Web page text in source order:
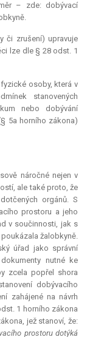
– zde: dobývací
či zrušení) upravuje
lze dle § 28 odst. 1
osoby, která v
stanovených
nebo dobývání
5a horního zákona)
náročné nejen v
ale také proto, že
orgánů. S
prostoru a jeho
v součinnosti, jak s
žalobkyně.
úřad jako správní
nutné ke
zcela popřel shora
dobývacího
zahájené na návrh
1 horního zákona
jež stanoví, že:
prostoru dotýká